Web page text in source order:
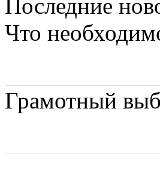
Последние
Что
Грамотный